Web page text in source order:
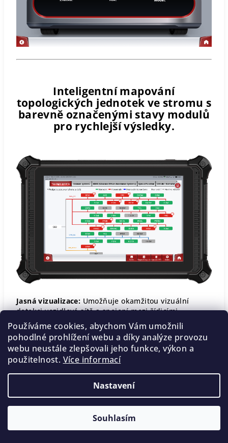
Používáme cookies, abychom Vám umožnili
pohodlné prohlížení webu a díky analýze provozu
webu neustále zlepšovali jeho funkce, výkon a
použitelnost. Více informací
Nastavení
Souhlasím
Inteligentní mapování
topologických jednotek ve stromu s
barevně označenými stavy modulů
pro rychlejší výsledky.
Jasná vizualizace: Umožňuje okamžitou vizuální
detekci vozidlové sítě a spojení mezi řídicími
jednotkami.
Rychlá detekce závad: Barevné kódování a ikony
indikují stav každé ECU, takže je snadné zjistit, která
zařízení fungují normálně, která nebyla testována a
která mohou být vadná.
Účinnost diagnostiky: Technici mohou přistupovat ke
konkrétním řídicím jednotkám přímo z pohledu
topologie a provádět diagnostické testy nebo zobrazit